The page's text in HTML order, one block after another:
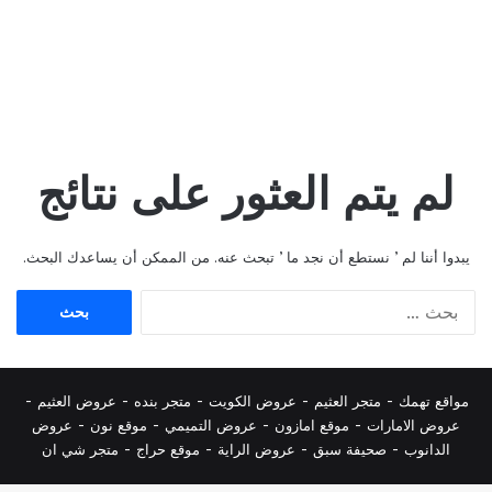
لم يتم العثور على نتائج
يبدوا أننا لم ’ نستطع أن نجد ما ’ تبحث عنه. من الممكن أن يساعدك البحث.
مواقع تهمك - متجر العثيم - عروض الكويت - متجر بنده - عروض العثيم -
عروض الامارات - موقع امازون - عروض التميمي - موقع نون - عروض
الدانوب - صحيفة سبق - عروض الراية - موقع حراج - متجر شي ان